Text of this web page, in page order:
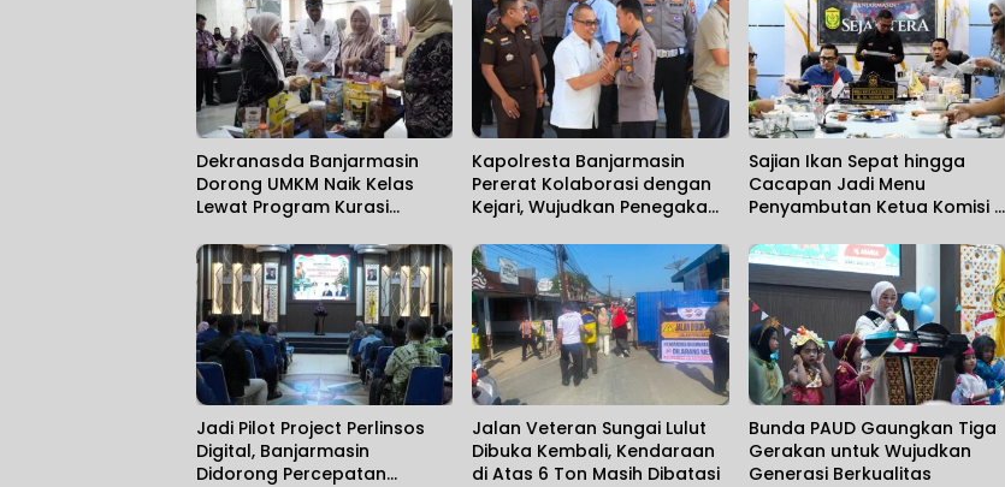
Dekranasda Banjarmasin
Dorong UMKM Naik Kelas
Lewat Program Kurasi
Kapolresta Banjarmasin
Pererat Kolaborasi dengan
Kejari, Wujudkan Penegakan
Sajian Ikan Sepat hingga
Cacapan Jadi Menu
Penyambutan Ketua Komisi II
Jadi Pilot Project Perlinsos
Digital, Banjarmasin
Didorong Percepatan
Jalan Veteran Sungai Lulut
Dibuka Kembali, Kendaraan
di Atas 6 Ton Masih Dibatasi
Bunda PAUD Gaungkan Tiga
Gerakan untuk Wujudkan
Generasi Berkualitas